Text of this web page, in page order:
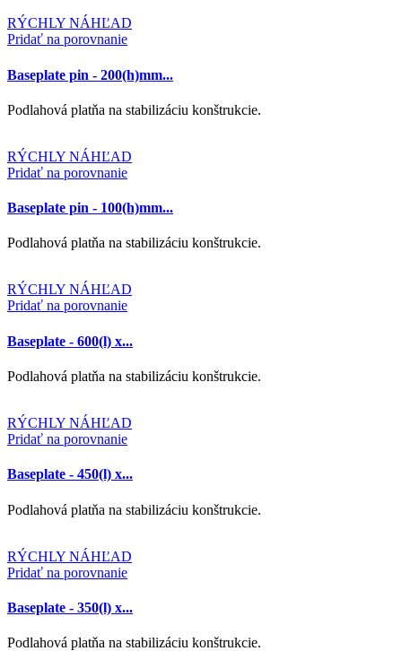
RÝCHLY NÁHĽAD
Pridať na porovnanie
Baseplate pin - 200(h)mm...
Podlahová platňa na stabilizáciu konštrukcie.
RÝCHLY NÁHĽAD
Pridať na porovnanie
Baseplate pin - 100(h)mm...
Podlahová platňa na stabilizáciu konštrukcie.
RÝCHLY NÁHĽAD
Pridať na porovnanie
Baseplate - 600(l) x...
Podlahová platňa na stabilizáciu konštrukcie.
RÝCHLY NÁHĽAD
Pridať na porovnanie
Baseplate - 450(l) x...
Podlahová platňa na stabilizáciu konštrukcie.
RÝCHLY NÁHĽAD
Pridať na porovnanie
Baseplate - 350(l) x...
Podlahová platňa na stabilizáciu konštrukcie.